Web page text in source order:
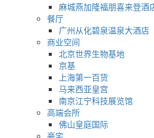
麻城燕加隆福朋喜来登酒
餐厅
广州从化碧泉温泉大酒店
商业空间
北京世界生物基地
京基
上海第一百货
马来西亚皇宫
南京江宁科技展览馆
高端会所
佛山皇庭国际